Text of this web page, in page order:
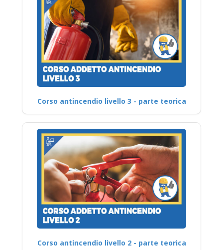
Corso antincendio livello 3 - parte teorica
Corso antincendio livello 2 - parte teorica